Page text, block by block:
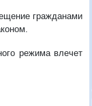
гражданами
режима влечет